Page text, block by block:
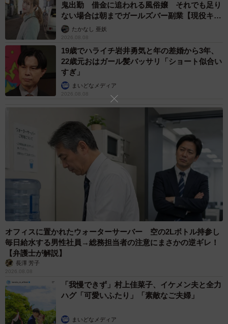
4/24
融通の利かない対応に困る青木さん… (C)青木光恵
鬼出勤 借金に追われる風俗嬢 それでも足り
ない場合は朝までガールズバー副業【現役キャ
ストに取材】
たかなし 亜妖
2026.08.08
19歳でハライチ岩井勇気と年の差婚から3年、
22歳元おはガール髪バッサリ「ショート似合い
すぎ」
まいどなメディア
2026.08.08
オフィスに置かれたウォーターサーバー 空の2Lボトル持参し
毎日給水する男性社員→総務担当者の注意にまさかの逆ギレ！
【弁護士が解説】
長澤 芳子
2026.08.08
「我慢できず」村上佳菜子、イケメン夫と全力
ハグ「可愛いふたり」「素敵なご夫婦」
まいどなメディア